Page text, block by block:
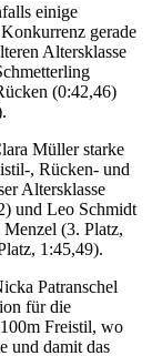
einige
gerade
Altersklasse
(0:42,46)
Müller starke
, Rücken- und
Altersklasse
und Leo Schmidt
(3. Platz,
1:45,49).
Patranschel
für die
Freistil, wo
und damit das